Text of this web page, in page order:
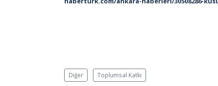
Diğer Toplumsal Katkı